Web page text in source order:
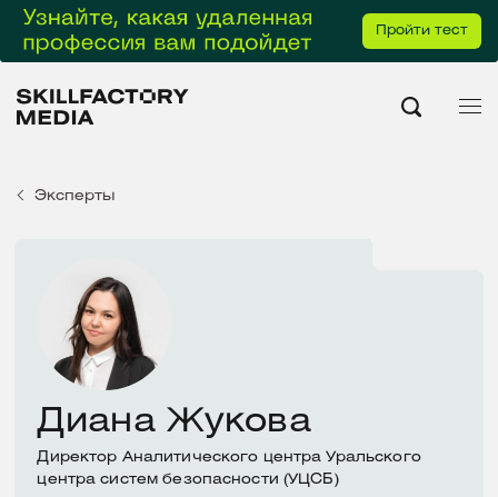
Пройти тест
Эксперты
Диана Жукова
Директор Аналитического центра Уральского
центра систем безопасности (УЦСБ)